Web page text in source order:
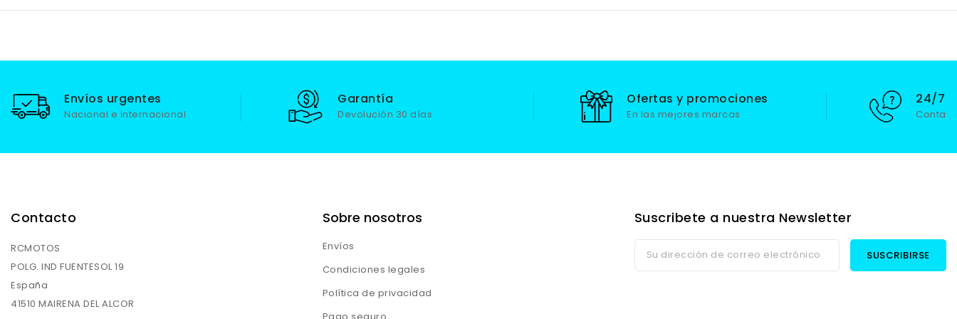
Envíos urgentes
Nacional e internacional
Garantía
Devolución 30 días
Ofertas y promociones
En las mejores marcas
24/7
Contacto
RCMOTOS
POLG. IND FUENTESOL 19
España
41510 MAIRENA DEL ALCOR
Sobre nosotros
Envíos
Condiciones legales
Política de privacidad
Suscribete a nuestra Newsletter